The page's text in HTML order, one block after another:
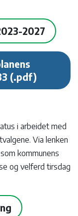
2027
i arbeidet med
Via lenken
kommunens
og velferd tirsdag